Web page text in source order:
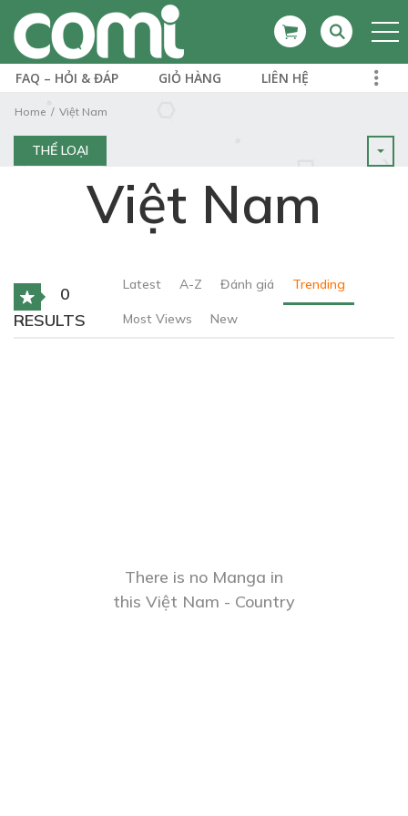
FAQ – HỎI & ĐÁP GIỎ HÀNG LIÊN HỆ
Home Việt Nam
THỂ LOẠI
Việt Nam
0
RESULTS
Latest A-Z Đánh giá Trending
Most Views New
There is no Manga in
this Việt Nam - Country